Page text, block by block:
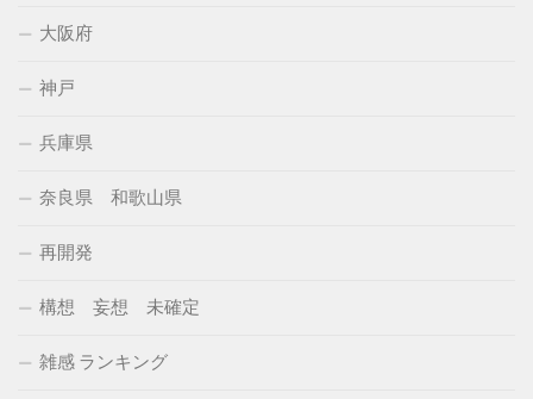
大阪府
神戸
兵庫県
奈良県 和歌山県
再開発
構想 妄想 未確定
雑感 ランキング